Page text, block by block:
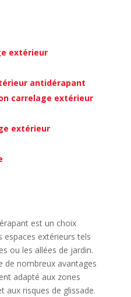
extérieur
antidérapant
carrelage extérieur
extérieur
est un choix
espaces extérieurs tels
ou les allées de jardin.
de nombreux avantages
adapté aux zones
aux risques de glissade.